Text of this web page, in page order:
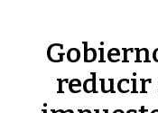
reducir